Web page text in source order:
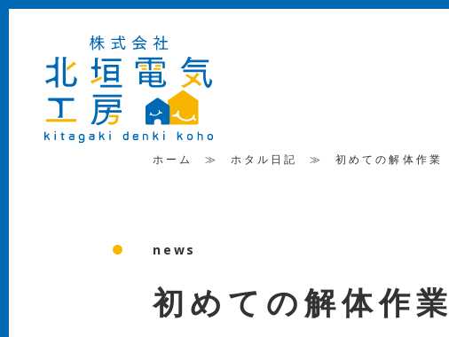
ホーム ≫ ホタル日記 ≫ 初めての解体作業
news
初めての解体作業